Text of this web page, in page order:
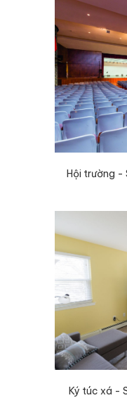
Hội trường -
Ký túc xá -